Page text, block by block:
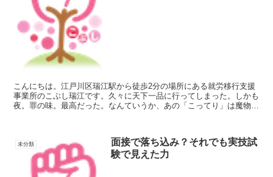
こんにちは。江戸川区瑞江駅から徒歩2分の場所にある就労移行支援
事業所のこぶし瑞江です。久々に天下一品に行ってしまった。しかも
夜。罪の味。最高だった。なんていうか、あの「こってり」は魔物だ
未分類
面接で落ち込み？それでも実技試
験で見えた力